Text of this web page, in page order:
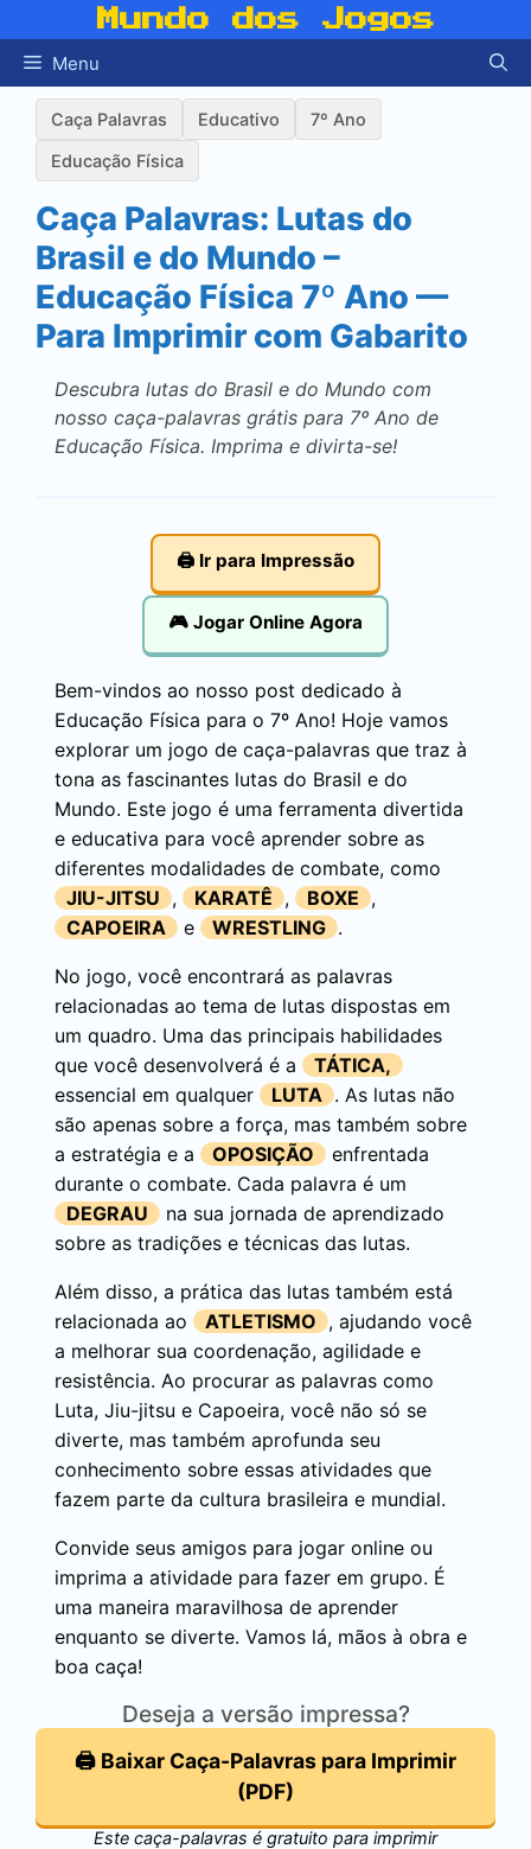
para
conteúdo
Mundo dos Jogos
Menu
Caça Palavras Educativo 7º Ano
Educação Física
Caça Palavras: Lutas do
Brasil e do Mundo –
Educação Física 7º Ano —
Para Imprimir com Gabarito
Descubra lutas do Brasil e do Mundo com
nosso caça-palavras grátis para 7º Ano de
Educação Física. Imprima e divirta-se!
🖨️ Ir para Impressão
🎮 Jogar Online Agora
Bem-vindos ao nosso post dedicado à
Educação Física para o 7º Ano! Hoje vamos
explorar um jogo de caça-palavras que traz à
tona as fascinantes lutas do Brasil e do
Mundo. Este jogo é uma ferramenta divertida
e educativa para você aprender sobre as
diferentes modalidades de combate, como
JIU-JITSU , KARATÊ , BOXE ,
CAPOEIRA
e WRESTLING .
No jogo, você encontrará as palavras
relacionadas ao tema de lutas dispostas em
um quadro. Uma das principais habilidades
que você desenvolverá é a
TÁTICA,
essencial em qualquer
LUTA . As lutas não
são apenas sobre a força, mas também sobre
a estratégia e a
OPOSIÇÃO
enfrentada
durante o combate. Cada palavra é um
DEGRAU
na sua jornada de aprendizado
sobre as tradições e técnicas das lutas.
Além disso, a prática das lutas também está
relacionada ao
ATLETISMO , ajudando você
a melhorar sua coordenação, agilidade e
resistência. Ao procurar as palavras como
Luta, Jiu-jitsu e Capoeira, você não só se
diverte, mas também aprofunda seu
conhecimento sobre essas atividades que
fazem parte da cultura brasileira e mundial.
Convide seus amigos para jogar online ou
imprima a atividade para fazer em grupo. É
uma maneira maravilhosa de aprender
enquanto se diverte. Vamos lá, mãos à obra e
boa caça!
Deseja a versão impressa?
🖨️ Baixar Caça-Palavras para Imprimir
(PDF)
Este caça-palavras é gratuito para imprimir